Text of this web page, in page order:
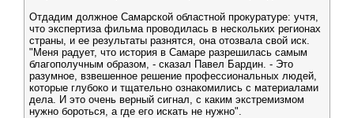
Отдадим должное Самарской областной прокуратуре: учтя,
что экспертиза фильма проводилась в нескольких регионах
страны, и ее результаты разнятся, она отозвала свой иск.
"Меня радует, что история в Самаре разрешилась самым
благополучным образом, - сказал Павел Бардин. - Это
разумное, взвешенное решение профессиональных людей,
которые глубоко и тщательно ознакомились с материалами
дела. И это очень верный сигнал, с каким экстремизмом
нужно бороться, а где его искать не нужно".